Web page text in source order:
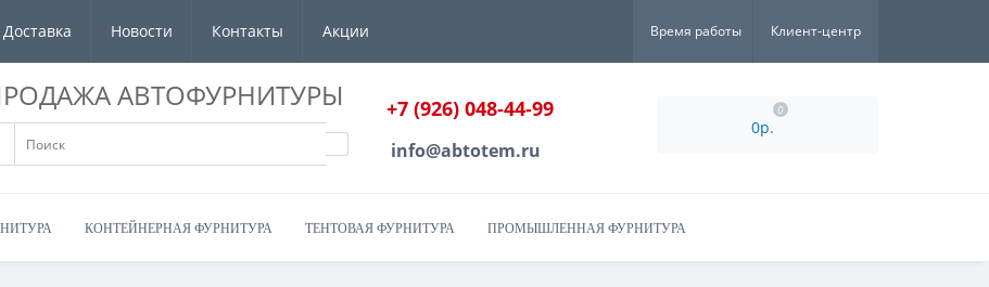
Доставка Новости Контакты Акции Время работы Клиент-центр
АВТОФУРНИТУРЫ +7 (926) 048-44-99
info@abtotem.ru
0р.
0
КОНТЕЙНЕРНАЯ ФУРНИТУРА ТЕНТОВАЯ ФУРНИТУРА ПРОМЫШЛЕННАЯ ФУРНИТУРА